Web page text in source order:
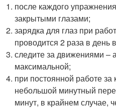
после каждого
закрытыми глазами;
зарядка для глаз при
проводится 2 раза в день
следите за движениями –
максимальной;
при постоянной работе
небольшой минутный
минут, в крайнем случае,